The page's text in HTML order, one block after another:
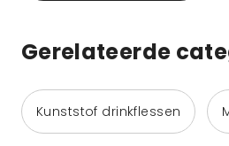
Gerelateerde
Kunststof drinkflessen